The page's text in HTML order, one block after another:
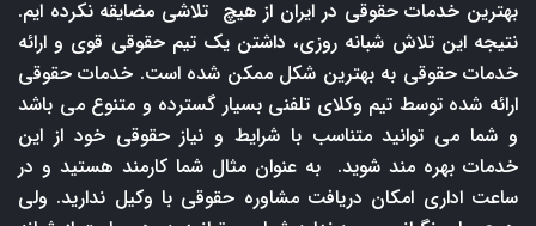
بهترین خدمات حقوقی در ایران از هیچ تلاشی مضایقه نکرده ایم.
نتیجه این تلاش شبانه روزی، داشتن یک تیم حقوقی قوی و ارائه
خدمات حقوقی به بهترین شکل ممکن شده است. خدمات حقوقی
ارائه شده توسط تیم وکلای تلفنی بسیار گسترده و متنوع می باشد
و شما می توانید متناسب با شرایط و نیاز حقوقی خود از این
خدمات بهره مند شوید. به عنوان مثال شما کارمند هستید و در
ساعت اداری امکان دریافت مشاوره حقوقی با وکیل ندارید. ولی